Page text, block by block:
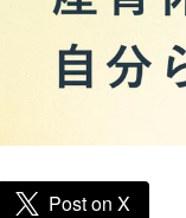
Post on X